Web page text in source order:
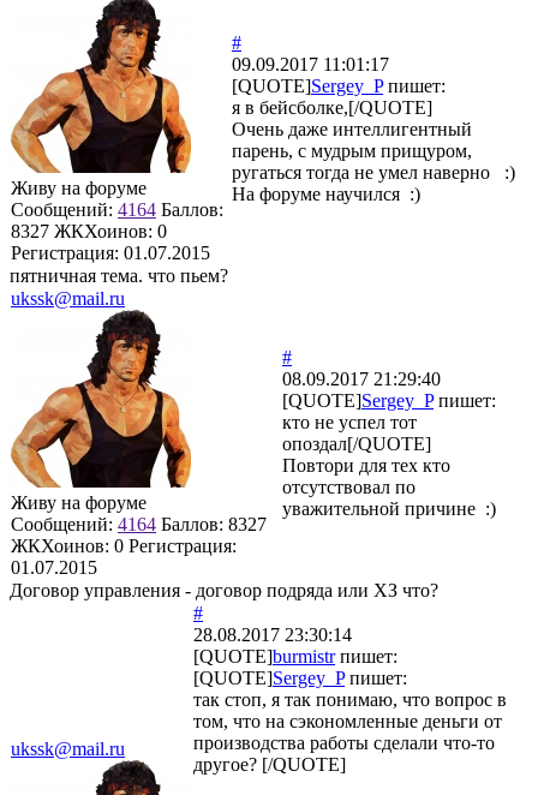
Живу на форуме
Сообщений: 4164 Баллов:
8327 ЖКХоинов: 0
Регистрация: 01.07.2015
#
09.09.2017 11:01:17
[QUOTE]Sergey_Pпишет:
я в бейсболке,[/QUOTE]
Очень даже интеллигентный
парень, с мудрым прищуром,
ругаться тогда не умел наверно :)
На форуме научился :)
пятничная тема. что пьем?
ukssk@mail.ru
Живу на форуме
Сообщений: 4164 Баллов: 8327
ЖКХоинов: 0 Регистрация:
01.07.2015
#
08.09.2017 21:29:40
[QUOTE]Sergey_Pпишет:
кто не успел тот
опоздал[/QUOTE]
Повтори для тех кто
отсутствовал по
уважительной причине :)
Договор управления - договор подряда или ХЗ что?
ukssk@mail.ru
#
28.08.2017 23:30:14
[QUOTE]burmistrпишет:
[QUOTE]Sergey_Pпишет:
так стоп, я так понимаю, что вопрос в
том, что на сэкономленные деньги от
производства работы сделали что-то
другое? [/QUOTE]